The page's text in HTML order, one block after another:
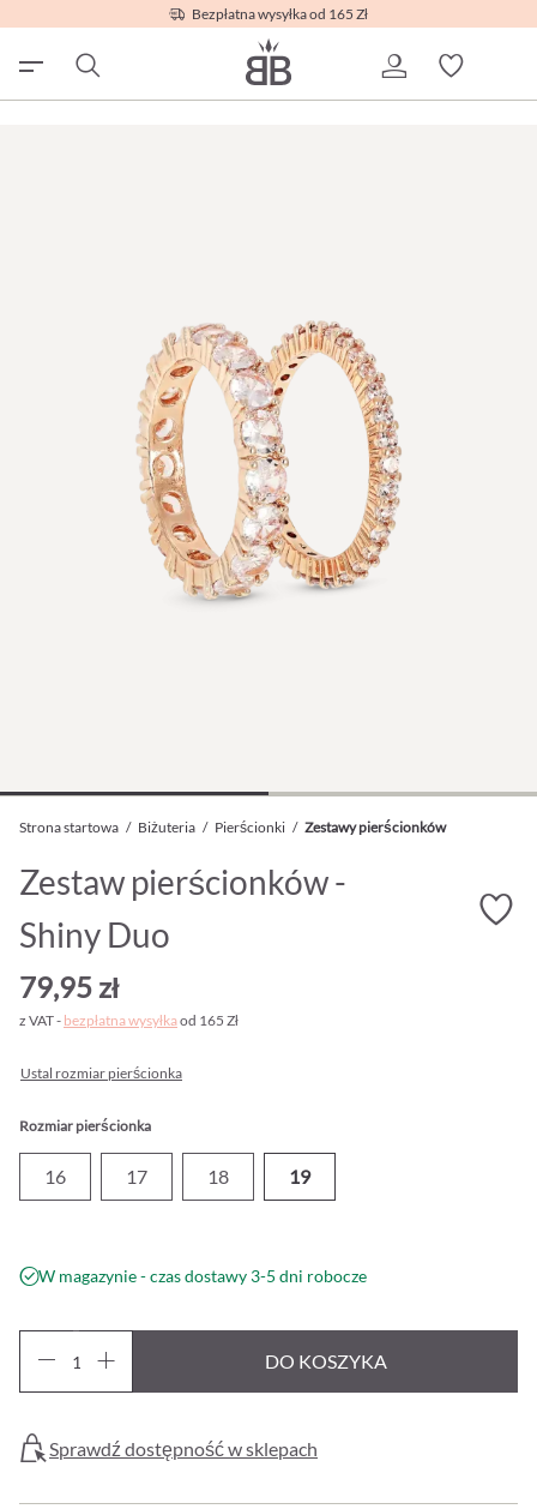
Bezpłatna wysyłka od 165 Zł
Strona startowa / Biżuteria / Pierścionki / Zestawy pierścionków
Zestaw pierścionków -
Shiny Duo
79,95 zł
z VAT - bezpłatna wysyłkaod 165 Zł
Ustal rozmiar pierścionka
Rozmiar pierścionka
16 17 18 19
W magazynie - czas dostawy 3-5 dni robocze
DO KOSZYKA
Sprawdź dostępność w sklepach